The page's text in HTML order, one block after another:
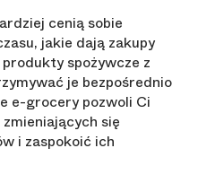
cenią sobie
jakie dają zakupy
spożywcze z
je bezpośrednio
e-grocery pozwoli Ci
się
i zaspokoić ich